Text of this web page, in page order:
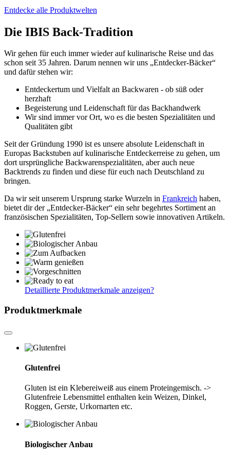
Entdecke alle Produktwelten
Die IBIS Back-Tradition
Wir gehen für euch immer wieder auf kulinarische Reise und das
schon seit 35 Jahren. Darum nennen wir uns „Entdecker-Bäcker“
und dafür stehen wir:
Entdeckertum und Vielfalt an Backwaren - ob süß oder
herzhaft
Begeisterung und Leidenschaft für das Backhandwerk
Wir sind immer vor Ort, wo es die besten Spezialitäten und
Qualitäten gibt
Seit der Gründung 1990 ist es unsere absolute Leidenschaft in
Europas Backstuben auf kulinarische Entdeckerreise zu gehen, um
dort ursprüngliche Backwarenspezialitäten, aber auch neue
Backtrends zu finden und diese für euch nach Deutschland zu
bringen.
Da wir seit unserem Ursprung starke Wurzeln in Frankreich haben,
bietet dir der „Entdecker-Bäcker“ ein sehr begehrtes Sortiment an
französischen Spezialitäten, Top-Sellern sowie innovativen Artikeln.
Detaillierte Produktmerkmale anzeigen?
Produktmerkmale
Glutenfrei
Gluten ist ein Klebereiweiß aus einem Proteingemisch. ->
Glutenfreie Lebensmittel enthalten kein Weizen, Dinkel,
Roggen, Gerste, Urkornarten etc.
Biologischer Anbau